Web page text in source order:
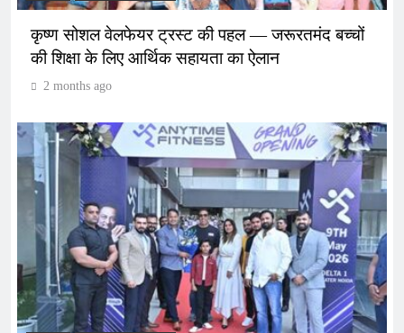
कृष्ण सोशल वेलफेयर ट्रस्ट की पहल — जरूरतमंद बच्चों
की शिक्षा के लिए आर्थिक सहायता का ऐलान
2 months ago